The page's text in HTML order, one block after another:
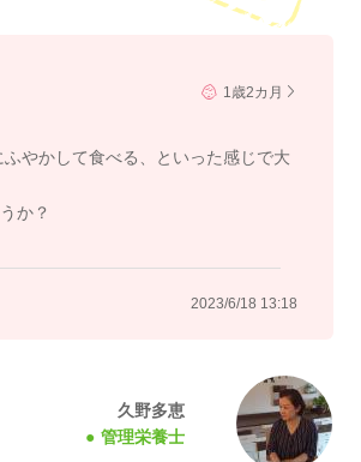
1歳2カ月
やかして食べる、といった感じで大
か？
2023/6/18 13:18
久野多恵
管理栄養士